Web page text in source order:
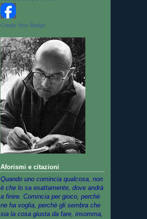
Create Your Badge
Aforismi e citazioni
Quando uno comincia qualcosa, non
è che lo sa esattamente, dove andrà
a finire. Comincia per gioco, perchè
ne ha voglia, perchè gli sembra che
sia la cosa giusta da fare, insomma,